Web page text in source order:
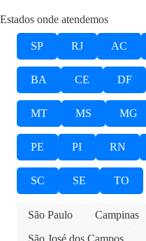
Estados onde atendemos
SP RJ AC
BA CE DF
MT MS MG
PE PI RN
SC SE TO
São Paulo Campinas